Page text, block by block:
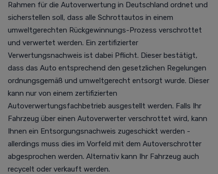
Rahmen für die Autoverwertung in Deutschland ordnet und
sicherstellen soll, dass alle Schrottautos in einem
umweltgerechten Rückgewinnungs-Prozess verschrottet
und verwertet werden. Ein zertifizierter
Verwertungsnachweis ist dabei Pflicht. Dieser bestätigt,
dass das Auto entsprechend den gesetzlichen Regelungen
ordnungsgemäß und umweltgerecht entsorgt wurde. Dieser
kann nur von einem zertifizierten
Autoverwertungsfachbetrieb ausgestellt werden. Falls Ihr
Fahrzeug über einen Autoverwerter verschrottet wird, kann
Ihnen ein Entsorgungsnachweis zugeschickt werden -
allerdings muss dies im Vorfeld mit dem Autoverschrotter
abgesprochen werden. Alternativ kann Ihr Fahrzeug auch
recycelt oder verkauft werden.